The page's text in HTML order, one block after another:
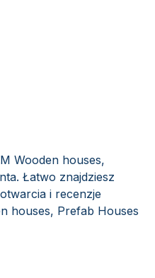
Wooden houses,
Łatwo znajdziesz
i recenzje
houses, Prefab Houses